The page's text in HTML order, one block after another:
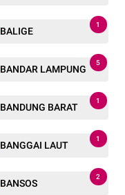
BALIGE
1
BANDAR LAMPUNG
5
BANDUNG BARAT
1
BANGGAI LAUT
1
BANSOS
2